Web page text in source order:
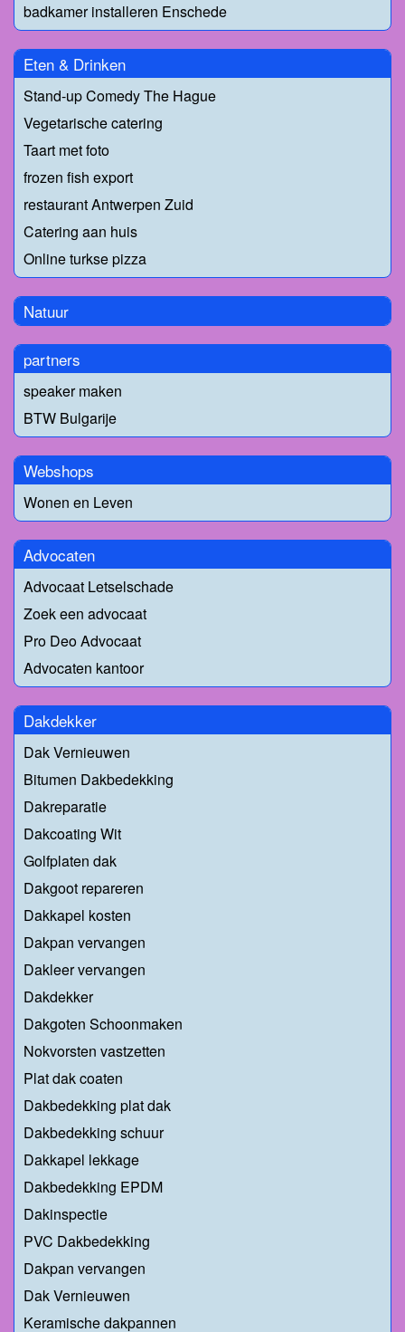
badkamer installeren Enschede
Eten & Drinken
Stand-up Comedy The Hague
Vegetarische catering
Taart met foto
frozen fish export
restaurant Antwerpen Zuid
Catering aan huis
Online turkse pizza
Natuur
partners
speaker maken
BTW Bulgarije
Webshops
Wonen en Leven
Advocaten
Advocaat Letselschade
Zoek een advocaat
Pro Deo Advocaat
Advocaten kantoor
Dakdekker
Dak Vernieuwen
Bitumen Dakbedekking
Dakreparatie
Dakcoating Wit
Golfplaten dak
Dakgoot repareren
Dakkapel kosten
Dakpan vervangen
Dakleer vervangen
Dakdekker
Dakgoten Schoonmaken
Nokvorsten vastzetten
Plat dak coaten
Dakbedekking plat dak
Dakbedekking schuur
Dakkapel lekkage
Dakbedekking EPDM
Dakinspectie
PVC Dakbedekking
Dakpan vervangen
Dak Vernieuwen
Keramische dakpannen